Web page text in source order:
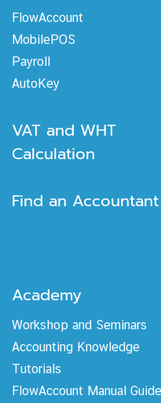
FlowAccount
MobilePOS
Payroll
AutoKey
VAT and WHT
Calculation
Find an Accountant
Academy
Workshop and Seminars
Accounting Knowledge
Tutorials
FlowAccount Manual Guide